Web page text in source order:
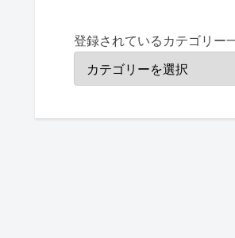
登録されているカテゴリー